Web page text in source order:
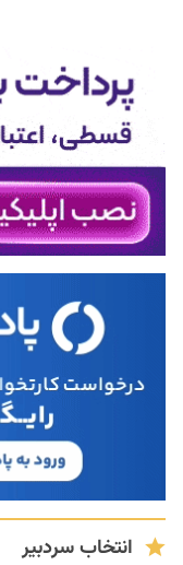
انتخاب سردبیر